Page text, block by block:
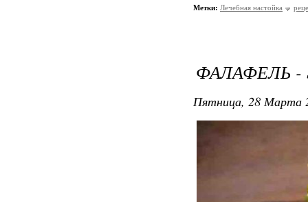
Метки: Лечебная настойка
ФАЛАФЕЛЬ
Пятница, 28 Марта